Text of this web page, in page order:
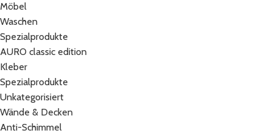
Möbel
Waschen
Spezialprodukte
AURO classic edition
Kleber
Spezialprodukte
Unkategorisiert
Wände & Decken
Anti-Schimmel